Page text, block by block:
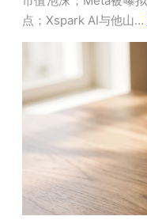
点；Xspark AI与他山…